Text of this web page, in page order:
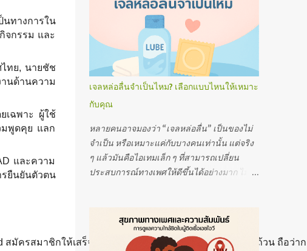
ทางการใน
จกรรม และ
ไทย, นายชัช
นด้านความ
เฉพาะ ผู้ใช้
มพูดคุย แลก
และความ
ยืนยันตัวตน
สมัครสมาชิกให้เสร็จสมบูรณ์ครบถ้วน (*หากข้อความไม่ครบถ้วน ถือว่
เจลหล่อลื่นจำเป็นไหม? เลือกแบบไหนให้เหมาะ
กับคุณ
หลายคนอาจมองว่า “เจลหล่อลื่น” เป็นของไม่
จำเป็น หรือเหมาะแค่กับบางคนเท่านั้น แต่จริง
ๆ แล้วมันคือไอเทมเล็ก ๆ ที่สามารถเปลี่ยน
ประสบการณ์ทางเพศให้ดีขึ้นได้อย่างมาก ไม่ว่า
สบายระหว่างกิจกรรมทางเพศ เจลหล่อลื่นถือ
เป็นผู้ช่วยที่ทั้ง “ปลอดภัย” และ “เพิ่มความสุข”
ได้ในเวลาเดียวกัน บทความนี้จะพาคุณมา